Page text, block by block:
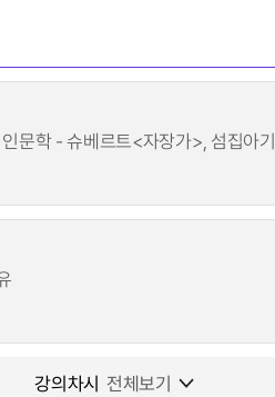
문학 - 슈베르트<자장가>, 섬집아기
강의차시 전체보기